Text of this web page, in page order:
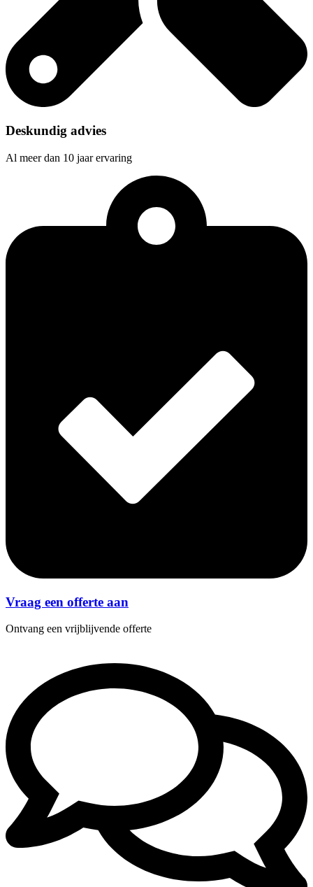
Deskundig advies
Al meer dan 10 jaar ervaring
Vraag een offerte aan
Ontvang een vrijblijvende offerte